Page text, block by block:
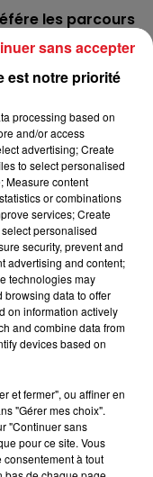
les parcours
prenant des
En bas de
estimer.
:
:
est notre priorité
processing based on
and/or access
advertising; Create
to select personalised
Measure content
or combinations
services; Create
personalised
security, prevent and
advertising and content;
technologies may
browsing data to offer
on information actively
and combine data from
devices based on
et fermer", ou affiner en
"Gérer mes choix".
"Continuer sans
pour ce site. Vous
consentement à tout
sans accepter